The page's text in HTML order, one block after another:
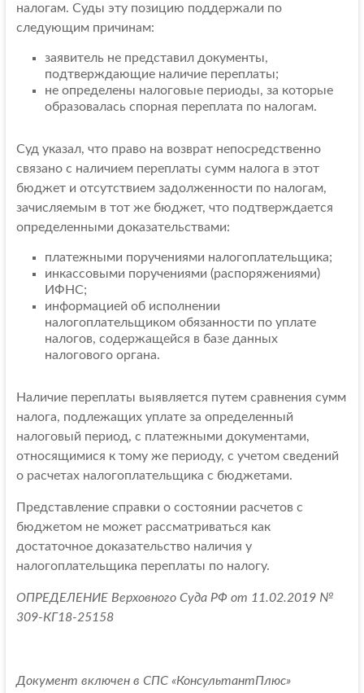
налогам. Суды эту позицию поддержали по
следующим причинам:
заявитель не представил документы,
подтверждающие наличие переплаты;
не определены налоговые периоды, за которые
образовалась спорная переплата по налогам.
Суд указал, что право на возврат непосредственно
связано с наличием переплаты сумм налога в этот
бюджет и отсутствием задолженности по налогам,
зачисляемым в тот же бюджет, что подтверждается
определенными доказательствами:
платежными поручениями налогоплательщика;
инкассовыми поручениями (распоряжениями)
ИФНС;
информацией об исполнении
налогоплательщиком обязанности по уплате
налогов, содержащейся в базе данных
налогового органа.
Наличие переплаты выявляется путем сравнения сумм
налога, подлежащих уплате за определенный
налоговый период, с платежными документами,
относящимися к тому же периоду, с учетом сведений
о расчетах налогоплательщика с бюджетами.
Представление справки о состоянии расчетов с
бюджетом не может рассматриваться как
достаточное доказательство наличия у
налогоплательщика переплаты по налогу.
ОПРЕДЕЛЕНИЕ Верховного Суда РФ от 11.02.2019 №
309-КГ18-25158
Документ включен в СПС «КонсультантПлюс»